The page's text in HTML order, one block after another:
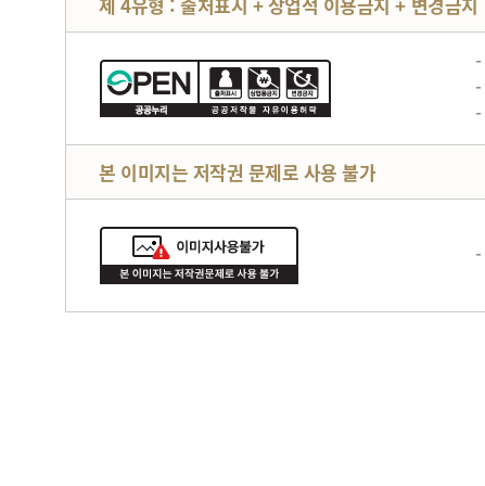
본 이미지는 저작권 문제로 사용 불가